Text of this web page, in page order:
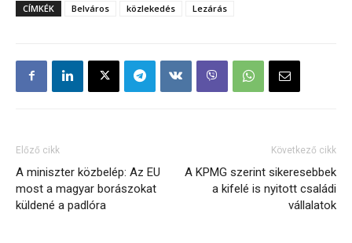
CÍMKÉK
Belváros közlekedés Lezárás
Előző cikk
A miniszter közbelép: Az EU
most a magyar borászokat
küldené a padlóra
Következő cikk
A KPMG szerint sikeresebbek
a kifelé is nyitott családi
vállalatok